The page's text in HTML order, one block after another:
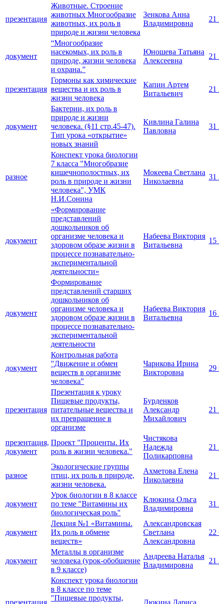
презентация
Животные. Строение
животных Многообразие
животных, их роль в
природе и жизни человека
Зенкова Анна
Владимировна
21
документ
“Многообразие
насекомых, их роль в
природе, жизни человека
и охрана.”
Юношева Татьяна
Алексеевна
21
презентация
Гормоны как химические
вещества и их роль в
жизни человека
Капин Артем
Витальевич
21
документ
Бактерии, их роль в
природе и жизни
человека. (§11 стр.45-47).
Тип урока «открытие»
новых знаний
Кивлина Галина
Павловна
31
разное
Конспект урока биологии
7 класса "Многобразие
кишечнополостных, их
роль в природе и жизни
человека", УМК
Н.И.Сонина
Мокеева Светлана
Николаевна
31
документ
«Формирование
представлений
дошкольников об
организме человека и
здоровом образе жизни в
процессе познавательно-
экспериментальной
деятельности»
Набеева Виктория
Витальевна
15
документ
Формирование
представлений старших
дошкольников об
организме человека и
здоровом образе жизни в
процессе познавательно-
экспериментальной
деятельности
Набеева Виктория
Витальевна
16
документ
Контрольная работа
"Движение и обмен
веществ в организме
человека"
Чарикова Ирина
Викторовна
29
презентация
Презентация к уроку
Пищевые продукты,
питательные вещества и
их превращение в
организме
Бурденков
Александр
Михайлович
21
презентация,
документ
Проект "Проценты. Их
роль в жизни человека."
Чистякова
Надежда
Поликарповна
21
разное
Экологические группы
птиц, их роль в природе,
жизни человека.
Ахметова Елена
Николаевна
21
документ
Урок биологии в 8 классе
по теме "Витамины их
биологическая роль"
Клюкина Ольга
Владимировна
31
документ
Лекция №1 «Витамины.
Их роль в обмене
веществ»
Александровская
Светлана
Александровна
22
документ
Металлы в организме
человека (урок-обобщение
в 9 классе)
Андреева Наталья
Владимировна
21
Конспект урока биологии
в 8 классе по теме
"Пищевые продукты,